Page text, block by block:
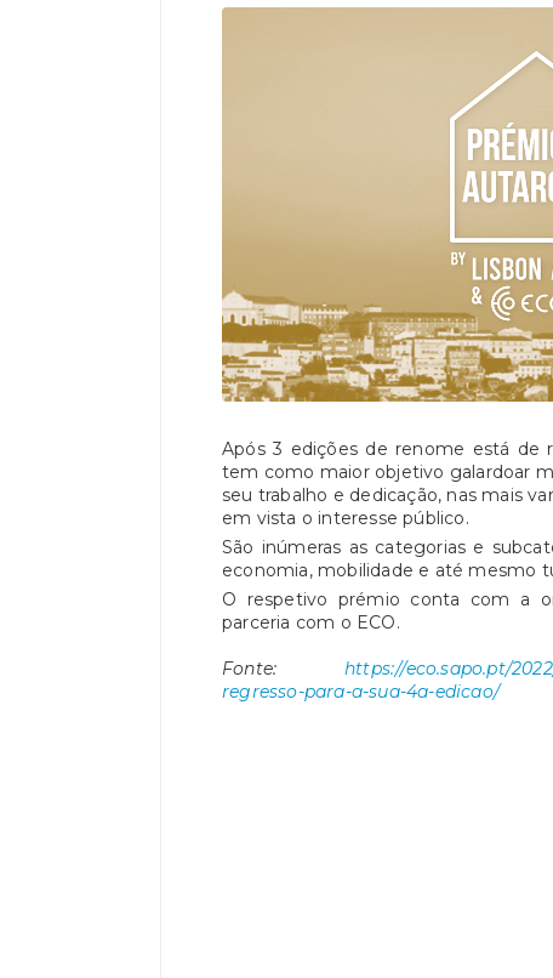
Após 3 edições de renome está de
tem como maior objetivo galardoar
seu trabalho e dedicação, nas mais
em vista o interesse público.
São inúmeras as categorias e
economia, mobilidade e até mesmo
O respetivo prémio conta com a
parceria com o ECO.
Fonte: https://eco.sapo.pt/
regresso-para-a-sua-4a-edicao/